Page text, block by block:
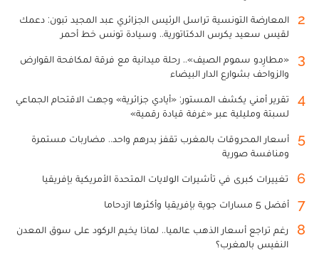
2
المعارضة التونسية تراسل الرئيس الجزائري عبد المجيد تبون: دعمك
لقيس سعيد يكرس الدكتاتورية.. وسيادة تونس خط أحمر
3
«مطارِدو سموم الصيف».. رحلة ميدانية مع فرقة لمكافحة القوارض
والزواحف بشوارع الدار البيضاء
4
تقرير أمني يكشف المستور: «أيادي جزائرية» وجهت الاقتحام الجماعي
لسبتة ومليلية عبر «غرفة قيادة رقمية»
5
أسعار المحروقات بالمغرب تقفز بدرهم واحد.. مضاربات مستمرة
ومنافسة صورية
6 تغييرات كبرى في تأشيرات الولايات المتحدة الأمريكية بإفريقيا
7 أفضل 5 مسارات جوية بإفريقيا وأكثرها ازدحاما
8
رغم تراجع أسعار الذهب عالميا.. لماذا يخيم الركود على سوق المعدن
النفيس بالمغرب؟